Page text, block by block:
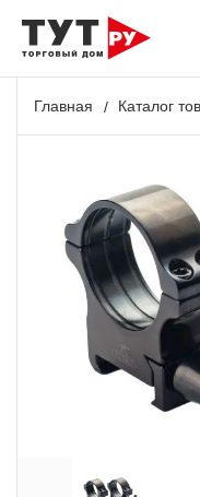
Главная Каталог
+ 648